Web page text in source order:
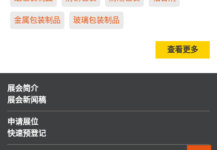
金属包装制品 玻璃包装制品
查看更多
展会简介
展会新闻稿
申请展位
快速预登记